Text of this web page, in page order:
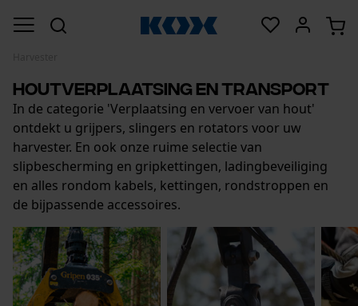
Houtverplaatsing en transport
In de categorie 'Verplaatsing en vervoer van hout'
ontdekt u grijpers, slingers en rotators voor uw
harvester. En ook onze ruime selectie van
slipbescherming en gripkettingen, ladingbeveiliging
en alles rondom kabels, kettingen, rondstroppen en
de bijpassende accessoires.